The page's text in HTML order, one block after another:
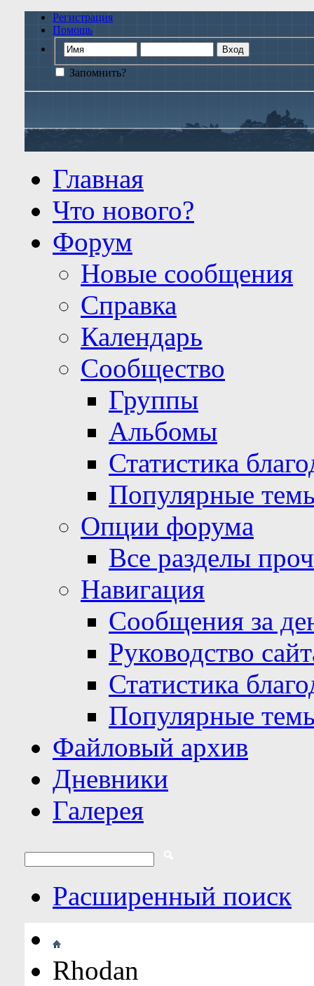
Регистрация
Помощь
Запомнить?
Главная
Что нового?
Форум
Новые сообщения
Справка
Календарь
Сообщество
Группы
Альбомы
Статистика
Популярные
Опции форума
Все разделы
Навигация
Сообщения за
Руководство
Статистика
Популярные
Файловый архив
Дневники
Галерея
Расширенный поиск
Rhodan